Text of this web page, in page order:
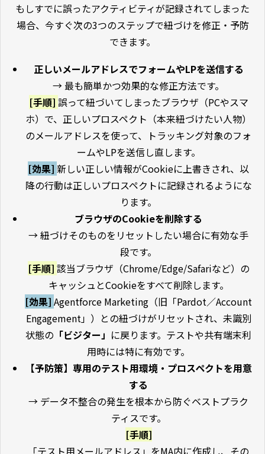
もしすでに誤ったアクティビティが記録されてしまった
場合、今すぐ次の3つのステップで紐づけを修正・予防
できます。
正しいメールアドレスでフォームやLPを送信する
→ 最も簡単かつ効果的な修正方法です。
[手順] 誤って紐づいてしまったブラウザ（PCやスマ
ホ）で、正しいプロスペクト（本来紐づけたい人物）
のメールアドレスを使って、トラッキング対象のフォ
ームやLPを送信し直します。
[効果] 新しい正しい情報がCookieに上書きされ、以
降の行動は正しいプロスペクトに記録されるようにな
ります。
ブラウザのCookieを削除する
→ 紐づけそのものをリセットしたい場合に有効な手
段です。
[手順] 該当ブラウザ（Chrome/Edge/Safariなど）の
キャッシュとCookieをすべて削除します。
[効果] Agentforce Marketing（旧「Pardot／Account
Engagement」）との紐づけがリセットされ、未識別
状態の 「ビジター」 に戻ります。テストや共有端末利
用時には特に有効です。
【予防策】専用のテスト用環境・プロスペクトを用意
する
→ データ不整合の発生を根本から防ぐベストプラク
ティスです。
[手順]
「テスト用メールアドレス」をMA内に作成し、その